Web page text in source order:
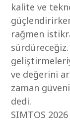
kalite ve
rağmen
ve değerini
zaman
dedi.
SIMTOS 2026